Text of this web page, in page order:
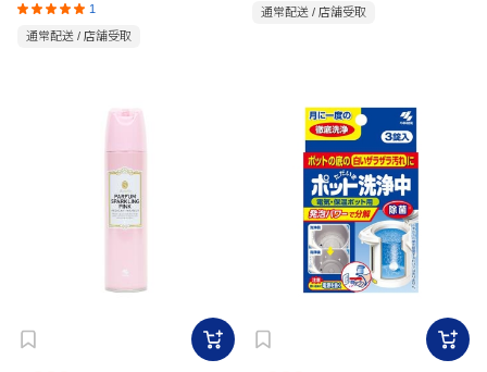
1
通常配送 / 店舗受取
通常配送 / 店舗受取